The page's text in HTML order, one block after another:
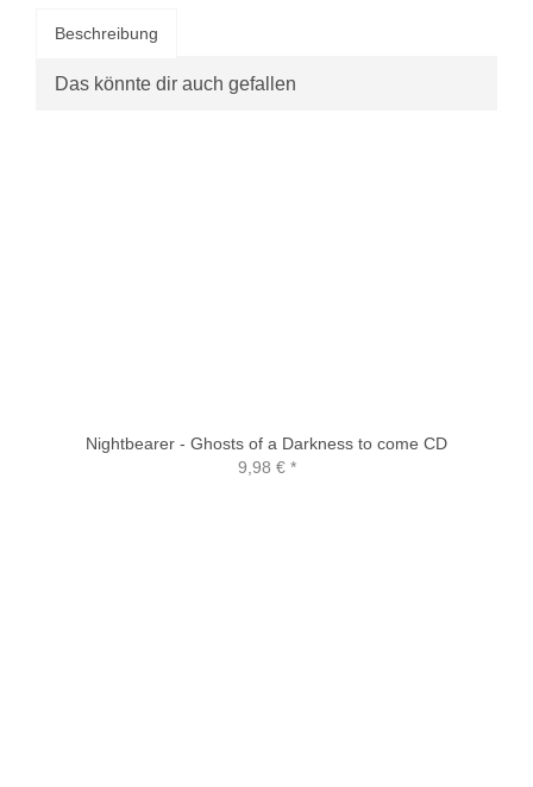
Beschreibung
Das könnte dir auch gefallen
Nightbearer - Ghosts of a Darkness to come CD
9,98 €*